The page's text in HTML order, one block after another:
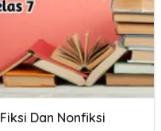
Fiksi Dan Nonfiksi